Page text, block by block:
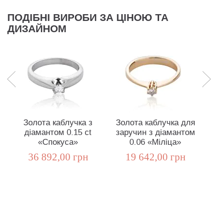
ПОДІБНІ ВИРОБИ ЗА ЦІНОЮ ТА
ДИЗАЙНОМ
Золота каблучка з
діамантом 0.15 сt
«Спокуса»
36 892,00 грн
Золота каблучка для
заручин з діамантом
0.06 «Міліца»
19 642,00 грн